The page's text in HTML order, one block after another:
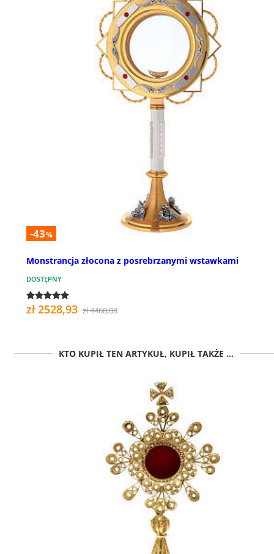
-43%
Monstrancja złocona z posrebrzanymi wstawkami
DOSTĘPNY
zł 2528,93 zł 4468,08
KTO KUPIŁ TEN ARTYKUŁ, KUPIŁ TAKŻE ...